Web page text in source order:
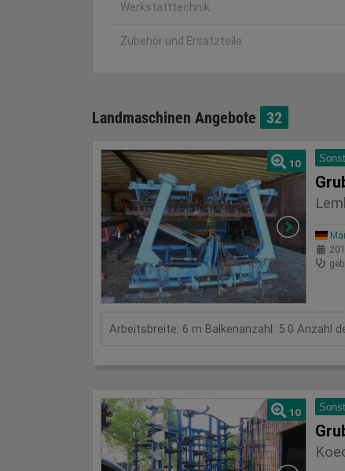
Werkstatttechnik
Zubehör und Ersatzteile
Landmaschinen Angebote 32
10
Arbeitsbreite: 6 m Balkenanzahl: 5 0 Anzahl
10